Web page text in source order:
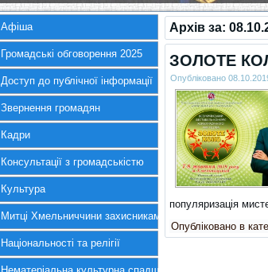
Афіша
Громадські обговорення 2025
Доступ до публічної інформації
Звернення громадян
Кадри
Консультації з громадськістю
Культура
Митці Хмельниччини захисникам України
Національності та релігії
Архів за:
ЗОЛОТЕ
Опубліковано
популяризація
Опубліковано в